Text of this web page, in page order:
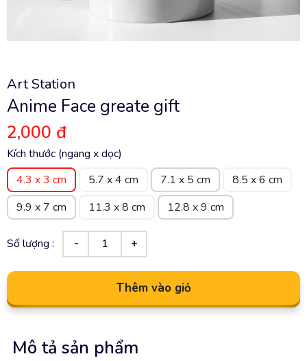
Art Station
Anime Face greate gift
2,000 đ
Kích thước (ngang x dọc)
4.3 x 3 cm
5.7 x 4 cm 7.1 x 5 cm
8.5 x 6 cm
9.9 x 7 cm
11.3 x 8 cm 12.8 x 9 cm
Số lượng :
Thêm vào giỏ
Mô tả sản phẩm